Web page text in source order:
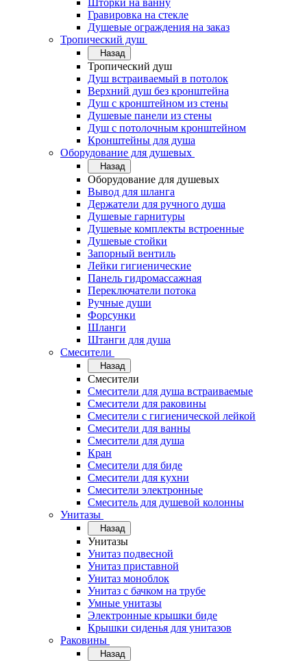
Шторки на ванну
Гравировка на стекле
Душевые ограждения на заказ
Тропический душ
Назад
Тропический душ
Душ встраиваемый в потолок
Верхний душ без кронштейна
Душ с кронштейном из стены
Душевые панели из стены
Душ с потолочным кронштейном
Кронштейны для душа
Оборудование для душевых
Назад
Оборудование для душевых
Вывод для шланга
Держатели для ручного душа
Душевые гарнитуры
Душевые комплекты встроенные
Душевые стойки
Запорный вентиль
Лейки гигиенические
Панель гидромассажная
Переключатели потока
Ручные души
Форсунки
Шланги
Штанги для душа
Смесители
Назад
Смесители
Смесители для душа встраиваемые
Смесители для раковины
Смесители с гигиенической лейкой
Смесители для ванны
Смесители для душа
Кран
Смесители для биде
Смесители для кухни
Смесители электронные
Смеситель для душевой колонны
Унитазы
Назад
Унитазы
Унитаз подвесной
Унитаз приставной
Унитаз моноблок
Унитаз с бачком на трубе
Умные унитазы
Электронные крышки биде
Крышки сиденья для унитазов
Раковины
Назад